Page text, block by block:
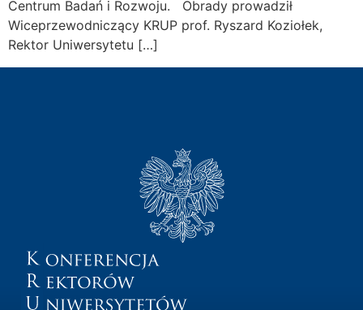
Centrum Badań i Rozwoju. Obrady prowadził
Wiceprzewodniczący KRUP prof. Ryszard Koziołek,
Rektor Uniwersytetu […]